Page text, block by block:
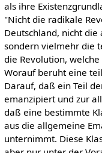
als ihre
"Nicht die radikale
Deutschland, nicht
sondern vielmehr die
die Revolution,
Worauf beruht eine
Darauf, daß ein Teil
emanzipiert und zur
daß eine bestimmte
aus die allgemeine
unternimmt. Diese